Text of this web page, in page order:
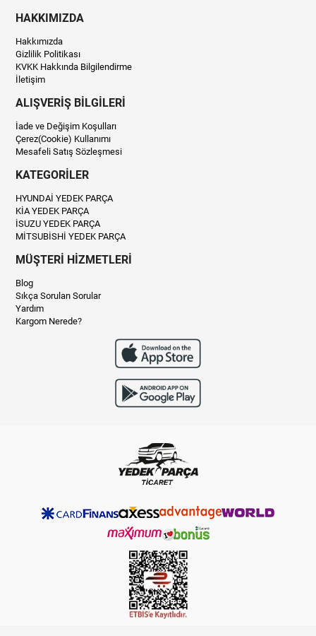
HAKKIMIZDA
Hakkımızda
Gizlilik Politikası
KVKK Hakkında Bilgilendirme
İletişim
ALIŞVERİŞ BİLGİLERİ
İade ve Değişim Koşulları
Çerez(Cookie) Kullanımı
Mesafeli Satış Sözleşmesi
KATEGORİLER
HYUNDAİ YEDEK PARÇA
KİA YEDEK PARÇA
İSUZU YEDEK PARÇA
MİTSUBİSHİ YEDEK PARÇA
MÜŞTERİ HİZMETLERİ
Blog
Sıkça Sorulan Sorular
Yardım
Kargom Nerede?